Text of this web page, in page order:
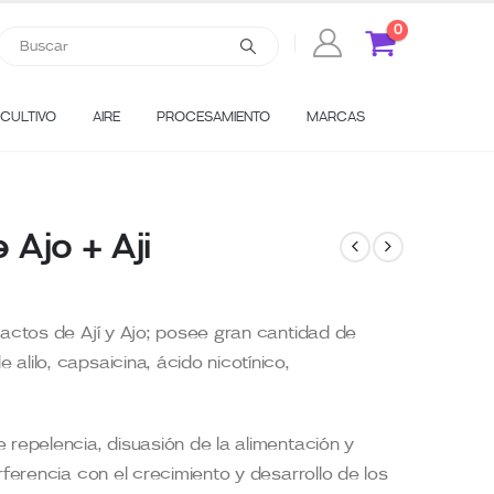
0
CULTIVO AIRE PROCESAMIENTO MARCAS
Ajo + Aji
de Ají y Ajo; posee gran cantidad de
alilo, capsaicina, ácido nicotínico,
disuasión de la alimentación y
con el crecimiento y desarrollo de los